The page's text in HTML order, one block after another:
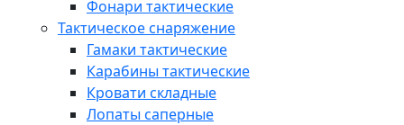
Фонари тактические
Тактическое снаряжение
Гамаки тактические
Карабины тактические
Кровати складные
Лопаты саперные